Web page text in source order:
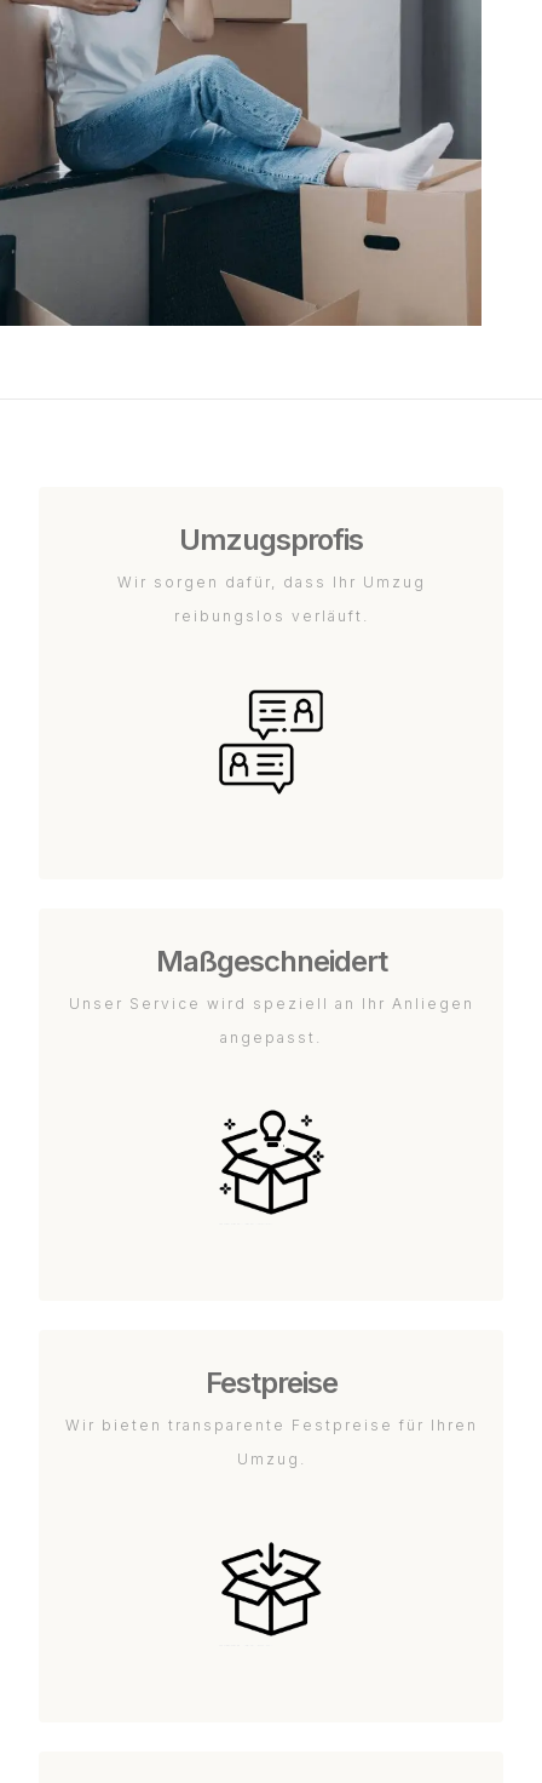
Umzugsprofis
Wir sorgen dafür, dass Ihr Umzug
reibungslos verläuft.
Maßgeschneidert
Unser Service wird speziell an Ihr Anliegen
angepasst.
Festpreise
Wir bieten transparente Festpreise für Ihren
Umzug.